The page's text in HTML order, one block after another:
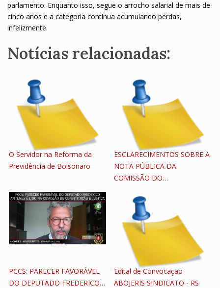
parlamento. Enquanto isso, segue o arrocho salarial de mais de
cinco anos e a categoria continua acumulando perdas,
infelizmente.
Notícias relacionadas:
O Servidor na Reforma da
Previdência de Bolsonaro
ESCLARECIMENTOS SOBRE A
NOTA PÚBLICA DA
COMISSÃO DO…
PCCS: PARECER FAVORÁVEL
DO DEPUTADO FREDERICO…
Edital de Convocação
ABOJERIS SINDICATO - RS